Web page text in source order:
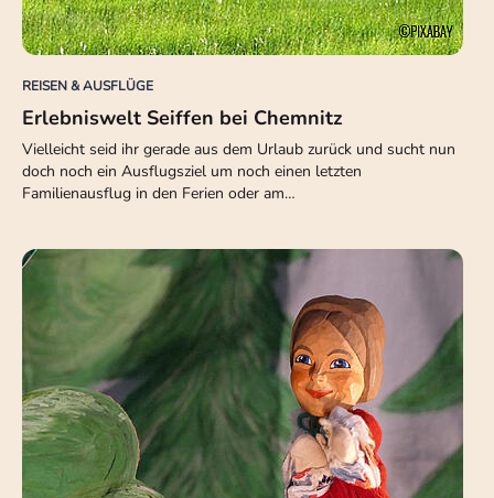
REISEN & AUSFLÜGE
Erlebniswelt Seiffen bei Chemnitz
Vielleicht seid ihr gerade aus dem Urlaub zurück und sucht nun
doch noch ein Ausflugsziel um noch einen letzten
Familienausflug in den Ferien oder am…